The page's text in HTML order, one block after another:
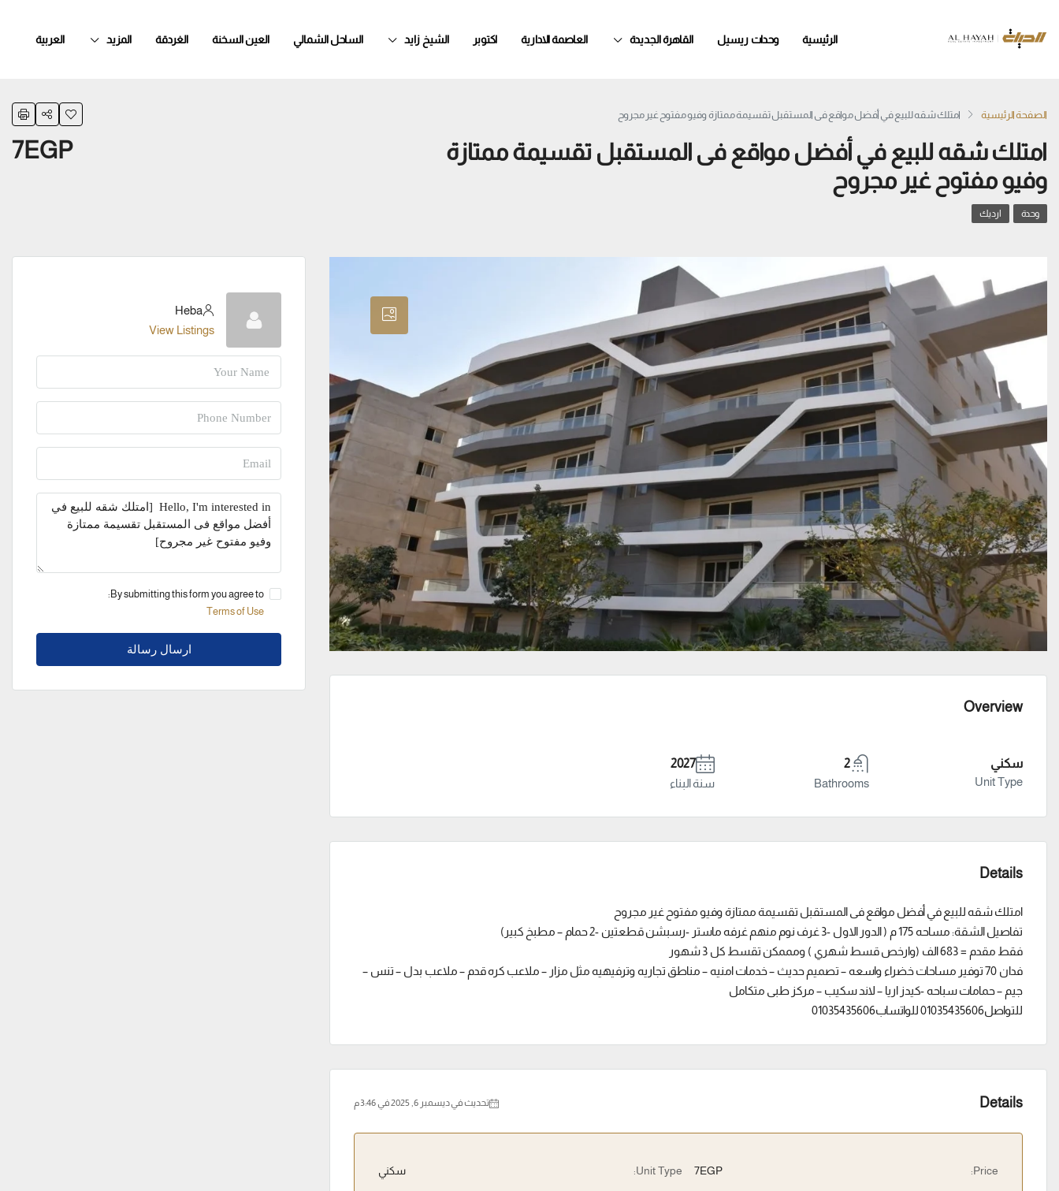
الرئيسية وحدات ريسيل القاهرة الجديدة العاصمة الادارية اكتوبر الشيخ زايد الساحل الشمالي العين السخنة الغردقة المزيد العربية
الصفحة الرئيسية امتلك شقه للبيع في أفضل مواقع فى المستقبل تقسيمة ممتازة وفيو مفتوح غير مجروح
امتلك شقه للبيع في أفضل مواقع فى المستقبل تقسيمة ممتازة
وفيو مفتوح غير مجروح
7EGP
وحدة ارديك
Overview
سكني
Unit Type
2
Bathrooms
2027
سنة البناء
Details
امتلك شقه للبيع في أفضل مواقع فى المستقبل تقسيمة ممتازة وفيو مفتوح غير مجروح
تفاصيل الشقة: مساحه 175 م ( الدور الاول -3 غرف نوم منهم غرفه ماستر -رسبشن قطعتين -2 حمام – مطبخ كبير)
فقط مقدم = 683 الف (وارخص قسط شهري ) ومممكن تقسط كل 3 شهور
فدان 70 توفير مساحات خضراء واسعه – تصميم حديث – خدمات امنيه – مناطق تجاريه وترفيهيه مثل مزار – ملاعب كره قدم – ملاعب بدل – تنس –
جيم – حمامات سباحه -كيدز اريا – لاند سكيب – مركز طبى متكامل
للتواصل01035435606 للواتساب01035435606
Details تحديث في ديسمبر 6, 2025 في 3:46 م
Price:
7EGP
Unit Type: سكني
Heba
View Listings
By submitting this form you agree to:
Terms of Use
ارسال رسالة